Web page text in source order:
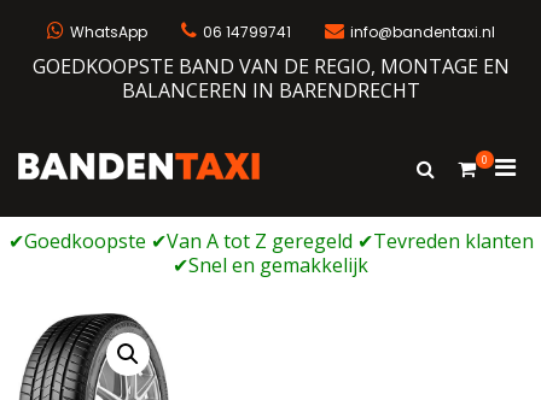
WhatsApp 06 14799741 info@bandentaxi.nl
GOEDKOOPSTE BAND VAN DE REGIO, MONTAGE EN
BALANCEREN IN BARENDRECHT
Bandengarage met eigen webshop
Toon
0
voor